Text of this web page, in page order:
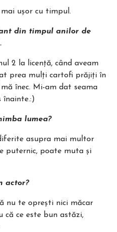
ușor cu timpul.
din timpul anilor de
2 la licență, când aveam
prea mulți cartofi prăjiți în
înec. Mi-am dat seama
înainte.:)
lumea?
asupra mai multor
puternic, poate muta și
actor?
nu te oprești nici măcar
că ce este bun astăzi,